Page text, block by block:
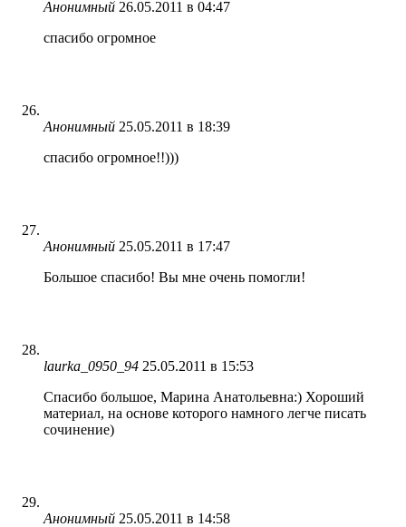
Анонимный 26.05.2011 в 04:47
спасибо огромное
Анонимный 25.05.2011 в 18:39
спасибо огромное!!)))
Анонимный 25.05.2011 в 17:47
Большое спасибо! Вы мне очень помогли!
laurka_0950_94 25.05.2011 в 15:53
Спасибо большое, Марина Анатольевна:) Хороший
материал, на основе которого намного легче писать
сочинение)
Анонимный 25.05.2011 в 14:58